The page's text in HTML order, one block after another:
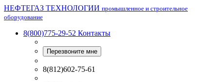
НЕФТЕГАЗ ТЕХНОЛОГИИ промышленное и строительное
оборудование
8(800)775-29-52 Контакты
Перезвоните мне
8(812)602-75-61